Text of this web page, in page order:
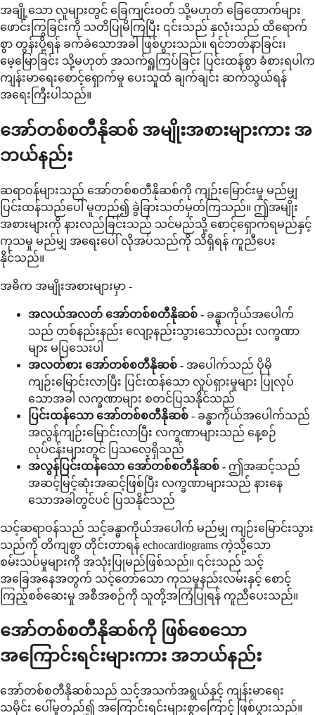
အချို့သော လူများတွင် ခြေကျင်းဝတ် သို့မဟုတ် ခြေထောက်များ
ဖောင်းကြွခြင်းကို သတိပြုမိကြပြီး ၎င်းသည် နှလုံးသည် ထိရောက်
စွာ တွန်းပို့ရန် ခက်ခဲသောအခါ ဖြစ်ပွားသည်။ ရင်ဘတ်နာခြင်း၊
မေ့မြောခြင်း သို့မဟုတ် အသက်ရှူကြပ်ခြင်း ပြင်းထန်စွာ ခံစားရပါက
ကျန်းမာရေးစောင့်ရှောက်မှု ပေးသူထံ ချက်ချင်း ဆက်သွယ်ရန်
အရေးကြီးပါသည်။
အော်တစ်စတီနိုဆစ် အမျိုးအစားများကား အ
ဘယ်နည်း
ဆရာဝန်များသည် အော်တစ်စတီနိုဆစ်ကို ကျဉ်းမြောင်းမှု မည်မျှ
ပြင်းထန်သည်ပေါ် မူတည်၍ ခွဲခြားသတ်မှတ်ကြသည်။ ဤအမျိုး
အစားများကို နားလည်ခြင်းသည် သင်မည်သို့ စောင့်ရှောက်ရမည်နှင့်
ကုသမှု မည်မျှ အရေးပေါ် လိုအပ်သည်ကို သိရှိရန် ကူညီပေး
နိုင်သည်။
အဓိက အမျိုးအစားများမှာ -
အလယ်အလတ် အော်တစ်စတီနိုဆစ် - ခန္ဓာကိုယ်အပေါက်
သည် တစ်နည်းနည်း လျော့နည်းသွားသော်လည်း လက္ခဏာ
များ မပြသေးပါ
အလတ်စား အော်တစ်စတီနိုဆစ် - အပေါက်သည် ပိုမို
ကျဉ်းမြောင်းလာပြီး ပြင်းထန်သော လှုပ်ရှားမှုများ ပြုလုပ်
သောအခါ လက္ခဏာများ စတင်ပြသနိုင်သည်
ပြင်းထန်သော အော်တစ်စတီနိုဆစ် - ခန္ဓာကိုယ်အပေါက်သည်
အလွန်ကျဉ်းမြောင်းလာပြီး လက္ခဏာများသည် နေ့စဉ်
လုပ်ငန်းများတွင် ပြသလေ့ရှိသည်
အလွန်ပြင်းထန်သော အော်တစ်စတီနိုဆစ် - ဤအဆင့်သည်
အဆင့်မြင့်ဆုံးအဆင့်ဖြစ်ပြီး လက္ခဏာများသည် နားနေ
သောအခါတွင်ပင် ပြသနိုင်သည်
သင့်ဆရာဝန်သည် သင့်ခန္ဓာကိုယ်အပေါက် မည်မျှ ကျဉ်းမြောင်းသွား
သည်ကို တိကျစွာ တိုင်းတာရန် echocardiograms ကဲ့သို့သော
စမ်းသပ်မှုများကို အသုံးပြုမည်ဖြစ်သည်။ ၎င်းသည် သင့်
အခြေအနေအတွက် သင့်တော်သော ကုသမှုနည်းလမ်းနှင့် စောင့်
ကြည့်စစ်ဆေးမှု အစီအစဉ်ကို သူတို့အကြံပြုရန် ကူညီပေးသည်။
အော်တစ်စတီနိုဆစ်ကို ဖြစ်စေသော
အကြောင်းရင်းများကား အဘယ်နည်း
အော်တစ်စတီနိုဆစ်သည် သင့်အသက်အရွယ်နှင့် ကျန်းမာရေး
သမိုင်း ပေါ်မူတည်၍ အကြောင်းရင်းများစွာကြောင့် ဖြစ်ပွားသည်။